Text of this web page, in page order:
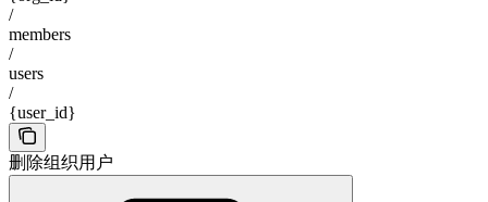
/
members
/
users
/
{user_id}
删除组织用户